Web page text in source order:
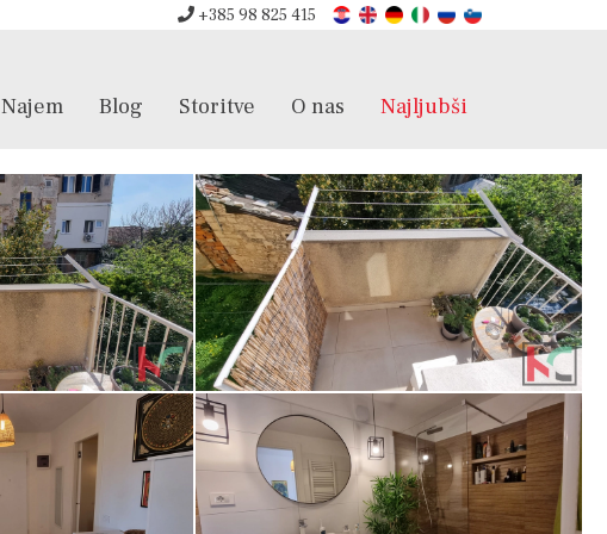
+385 98 825 415
Najem Blog Storitve O nas Najljubši